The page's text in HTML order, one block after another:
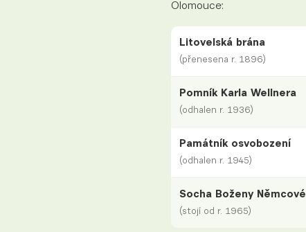
Olomouce:
Litovelská brána
(přenesena r. 1896)
Pomník Karla Wellnera
(odhalen r. 1936)
Památník osvobození
(odhalen r. 1945)
Socha Boženy Němcové
(stojí od r. 1965)